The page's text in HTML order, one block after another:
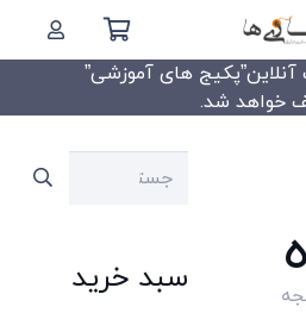
آنلاین”پکیج های آموزشی”
جستجو
سبد خرید